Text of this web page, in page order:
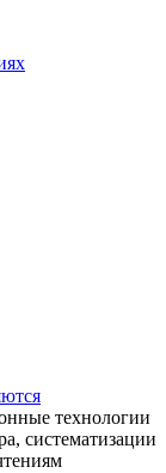
технологии
систематизации